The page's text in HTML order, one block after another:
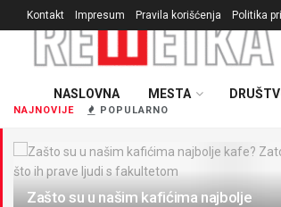
NAJNOVIJE POPULARNO
Zašto su u našim kafićima najbolje
Kontakt Impresum Pravila korišćenja Politika
NASLOVNA MESTA